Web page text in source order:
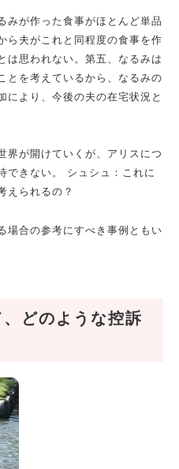
が作った食事がほとんど単品
ら夫がこれと同程度の食事を作
は思われない。第五、なるみは
とを考えているから、なるみの
により、今後の夫の在宅状況と
が開けていくが、アリスにつ
できない。 シュシュ：これに
えられるの？
場合の参考にすべき事例ともい
どのような控訴